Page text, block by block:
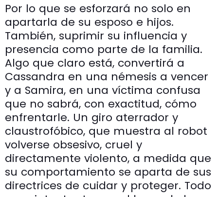
Por lo que se esforzará no solo en
apartarla de su esposo e hijos.
También, suprimir su influencia y
presencia como parte de la familia.
Algo que claro está, convertirá a
Cassandra en una némesis a vencer
y a Samira, en una víctima confusa
que no sabrá, con exactitud, cómo
enfrentarle. Un giro aterrador y
claustrofóbico, que muestra al robot
volverse obsesivo, cruel y
directamente violento, a medida que
su comportamiento se aparta de sus
directrices de cuidar y proteger. Todo